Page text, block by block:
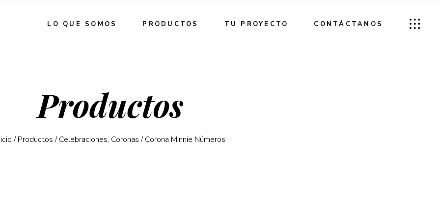
LO QUE SOMOS PRODUCTOS TU PROYECTO CONTÁCTANOS
Productos
/Productos/Celebraciones, Coronas/Corona Minnie Números